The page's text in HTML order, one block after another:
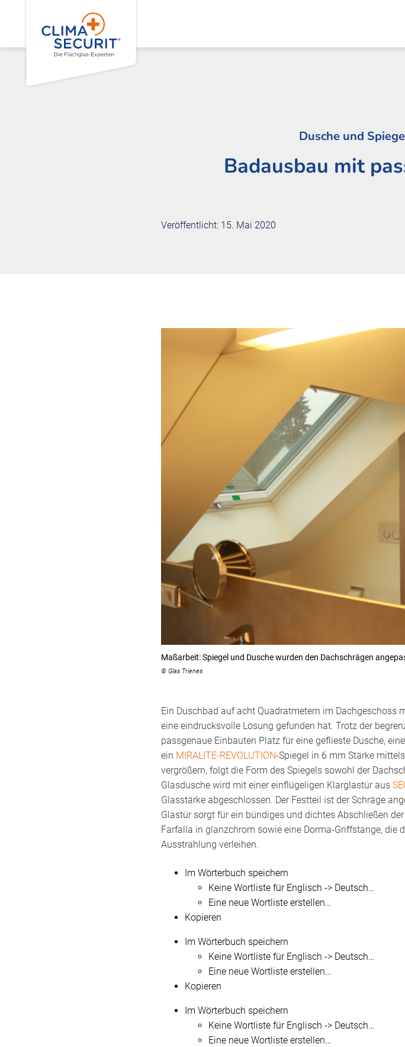
Dusche und
Badausbau mit
Veröffentlicht: 15. Mai 2020
Maßarbeit: Spiegel und Dusche wurden den Dachschrägen
© Glas Trienes
Ein Duschbad auf acht Quadratmetern im Dachgeschoss
eine eindrucksvolle Lösung gefunden hat. Trotz der
passgenaue Einbauten Platz für eine geflieste Dusche,
ein MIRALITE-REVOLUTION-Spiegel in 6 mm Stärke
vergrößern, folgt die Form des Spiegels sowohl der
Glasdusche wird mit einer einflügeligen Klarglastür aus
Glasstärke abgeschlossen. Der Festteil ist der Schräge
Glastür sorgt für ein bündiges und dichtes Abschließen
Farfalla in glanzchrom sowie eine Dorma-Griffstange, die
Ausstrahlung verleihen.
Im Wörterbuch speichern
Keine Wortliste für Englisch -> Deutsch…
Eine neue Wortliste erstellen…
Kopieren
Im Wörterbuch speichern
Keine Wortliste für Englisch -> Deutsch…
Eine neue Wortliste erstellen…
Kopieren
Im Wörterbuch speichern
Keine Wortliste für Englisch -> Deutsch…
Eine neue Wortliste erstellen…